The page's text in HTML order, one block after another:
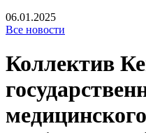
06.01.2025
Все новости
Коллектив